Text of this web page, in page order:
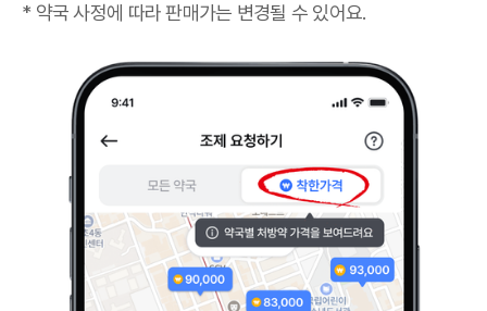
* 약국 사정에 따라 판매가는 변경될 수 있어요.